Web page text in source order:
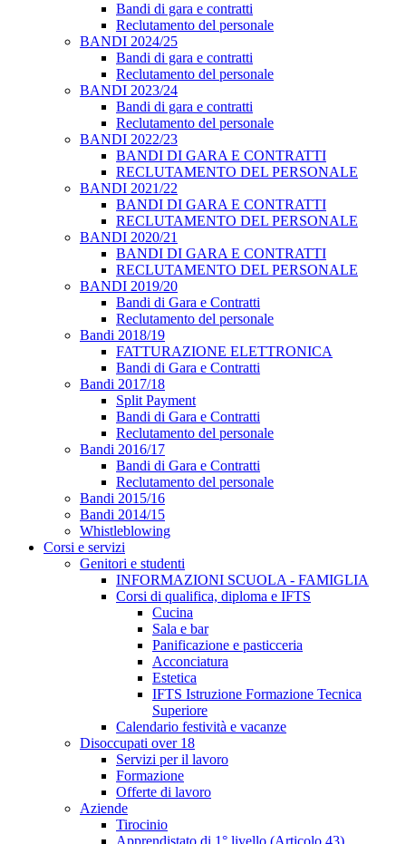
Bandi di gara e contratti
Reclutamento del personale
BANDI 2024/25
Bandi di gara e contratti
Reclutamento del personale
BANDI 2023/24
Bandi di gara e contratti
Reclutamento del personale
BANDI 2022/23
BANDI DI GARA E CONTRATTI
RECLUTAMENTO DEL PERSONALE
BANDI 2021/22
BANDI DI GARA E CONTRATTI
RECLUTAMENTO DEL PERSONALE
BANDI 2020/21
BANDI DI GARA E CONTRATTI
RECLUTAMENTO DEL PERSONALE
BANDI 2019/20
Bandi di Gara e Contratti
Reclutamento del personale
Bandi 2018/19
FATTURAZIONE ELETTRONICA
Bandi di Gara e Contratti
Bandi 2017/18
Split Payment
Bandi di Gara e Contratti
Reclutamento del personale
Bandi 2016/17
Bandi di Gara e Contratti
Reclutamento del personale
Bandi 2015/16
Bandi 2014/15
Whistleblowing
Corsi e servizi
Genitori e studenti
INFORMAZIONI SCUOLA - FAMIGLIA
Corsi di qualifica, diploma e IFTS
Cucina
Sala e bar
Panificazione e pasticceria
Acconciatura
Estetica
IFTS Istruzione Formazione Tecnica
Superiore
Calendario festività e vacanze
Disoccupati over 18
Servizi per il lavoro
Formazione
Offerte di lavoro
Aziende
Tirocinio
Apprendistato di 1° livello (Articolo 43)